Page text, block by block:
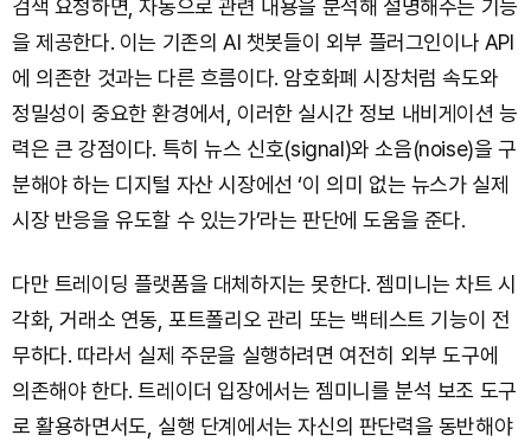
검색 요청하면, 자동으로 관련 내용을 분석해 설명해주는 기능
을 제공한다. 이는 기존의 AI 챗봇들이 외부 플러그인이나 API
에 의존한 것과는 다른 흐름이다. 암호화폐 시장처럼 속도와
정밀성이 중요한 환경에서, 이러한 실시간 정보 내비게이션 능
력은 큰 강점이다. 특히 뉴스 신호(signal)와 소음(noise)을 구
분해야 하는 디지털 자산 시장에선 ‘이 의미 없는 뉴스가 실제
시장 반응을 유도할 수 있는가’라는 판단에 도움을 준다.
다만 트레이딩 플랫폼을 대체하지는 못한다. 젬미니는 차트 시
각화, 거래소 연동, 포트폴리오 관리 또는 백테스트 기능이 전
무하다. 따라서 실제 주문을 실행하려면 여전히 외부 도구에
의존해야 한다. 트레이더 입장에서는 젬미니를 분석 보조 도구
로 활용하면서도, 실행 단계에서는 자신의 판단력을 동반해야